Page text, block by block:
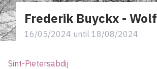
Frederik Buyckx - Wolf
16/05/2024 until 18/08/2024
Sint-Pietersabdij